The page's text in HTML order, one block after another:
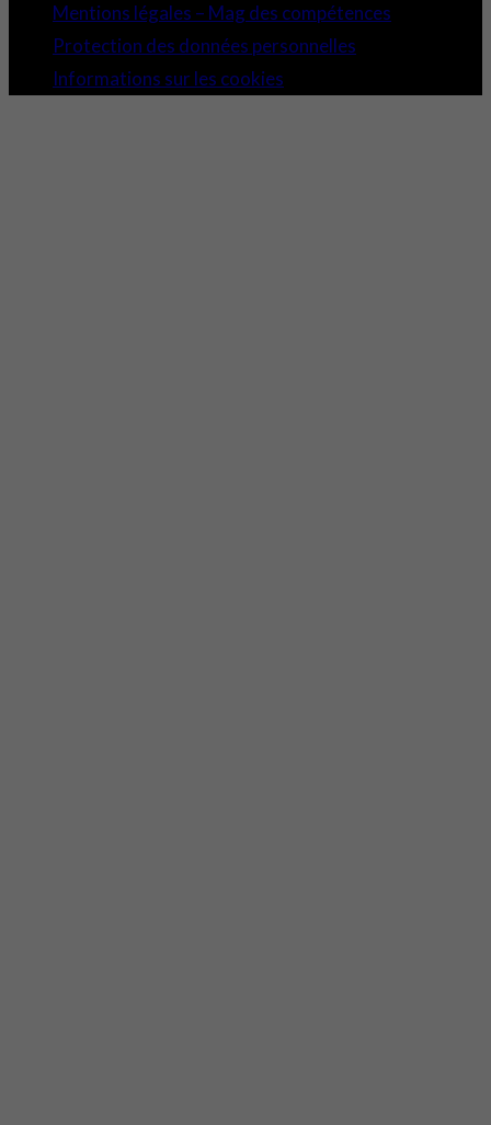
Mentions légales – Mag des compétences
Protection des données personnelles
Informations sur les cookies